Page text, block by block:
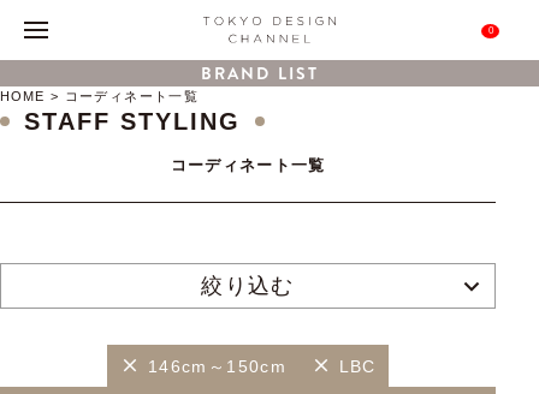
0
BRAND LIST
HOME コーディネート一覧
STAFF STYLING
コーディネート一覧
絞り込む
146cm～150cm LBC